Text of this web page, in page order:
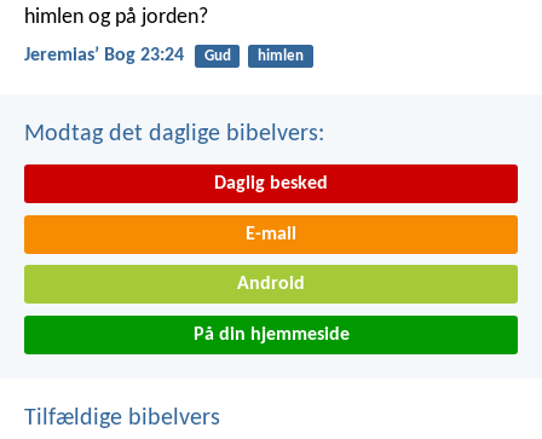
himlen og på jorden?
Jeremiasʼ Bog 23:24 Gud himlen
Modtag det daglige bibelvers:
Daglig besked
E-mail
Android
På din hjemmeside
Tilfældige bibelvers